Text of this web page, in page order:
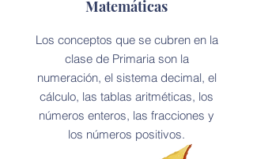
Matemáticas
Los conceptos que se cubren en la
clase de Primaria son la
numeración, el sistema decimal, el
cálculo, las tablas aritméticas, los
números enteros, las fracciones y
los números positivos.